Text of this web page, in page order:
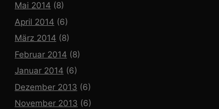
Mai 2014 (8)
April 2014 (6)
März 2014 (8)
Februar 2014 (8)
Januar 2014 (6)
Dezember 2013 (6)
November 2013 (6)